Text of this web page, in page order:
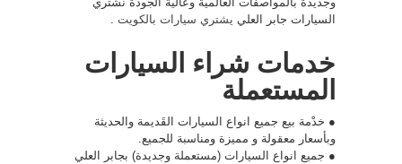
السيارات جابر العلي يشتري سيارات بالكويت .
خدمات شراء السيارات
المستعملة
● خدْمة بيع جميع انواع السيارات القَديمة والحديثة
وبأسعار معقولة و مميزة ومناسبة للجميع.
● جميع انواع السيارات (مستعملة وجديدة) بجابر العلي